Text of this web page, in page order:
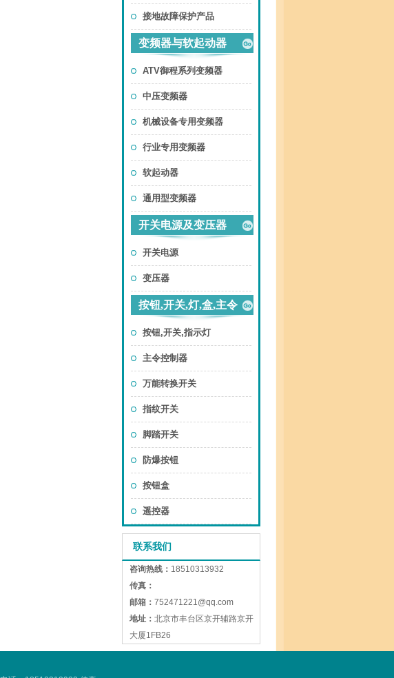
接地故障保护产品
变频器与软起动器
ATV御程系列变频器
中压变频器
机械设备专用变频器
行业专用变频器
软起动器
通用型变频器
开关电源及变压器
开关电源
变压器
按钮,开关,灯,盒,主令
按钮,开关,指示灯
主令控制器
万能转换开关
指纹开关
脚踏开关
防爆按钮
按钮盒
遥控器
联系我们
咨询热线： 18510313932
传真：
邮箱： 752471221@qq.com
地址： 北京市丰台区京开辅路京开
大厦1FB26